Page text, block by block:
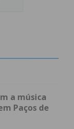
do
a música
Paços de